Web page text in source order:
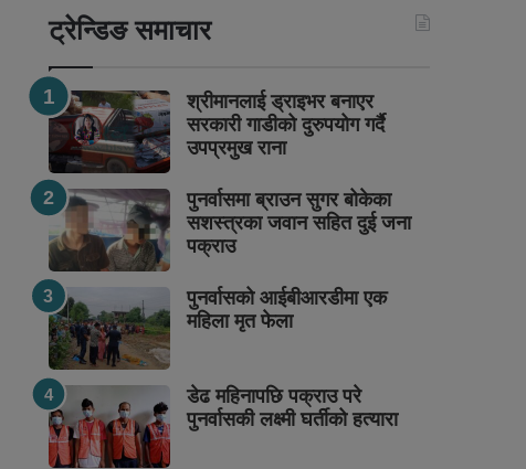
ट्रेन्डिङ समाचार
श्रीमानलाई ड्राइभर बनाएर
सरकारी गाडीको दुरुपयोग गर्दै
उपप्रमुख राना
पुनर्वासमा ब्राउन सुगर बोकेका
सशस्त्रका जवान सहित दुई जना
पक्राउ
पुनर्वासको आईबीआरडीमा एक
महिला मृत फेला
डेढ महिनापछि पक्राउ परे
पुनर्वासकी लक्ष्मी घर्तीको हत्यारा